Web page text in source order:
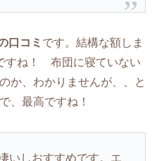
口コミ です。結構な額しま
すね！ 布団に寝ていない
か、わかりませんが、、と
、最高ですね！
いしおすすめです。エ